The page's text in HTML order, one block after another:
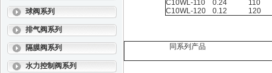
球阀系列
排气阀系列
隔膜阀系列
水力控制阀系列
C10WL-110
0.24 110
C10WL-120
0.12 120
同系列产品